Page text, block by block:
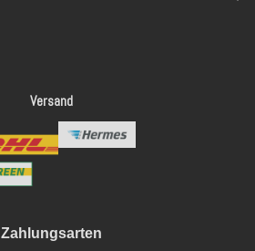
Versand
Zahlungsarten